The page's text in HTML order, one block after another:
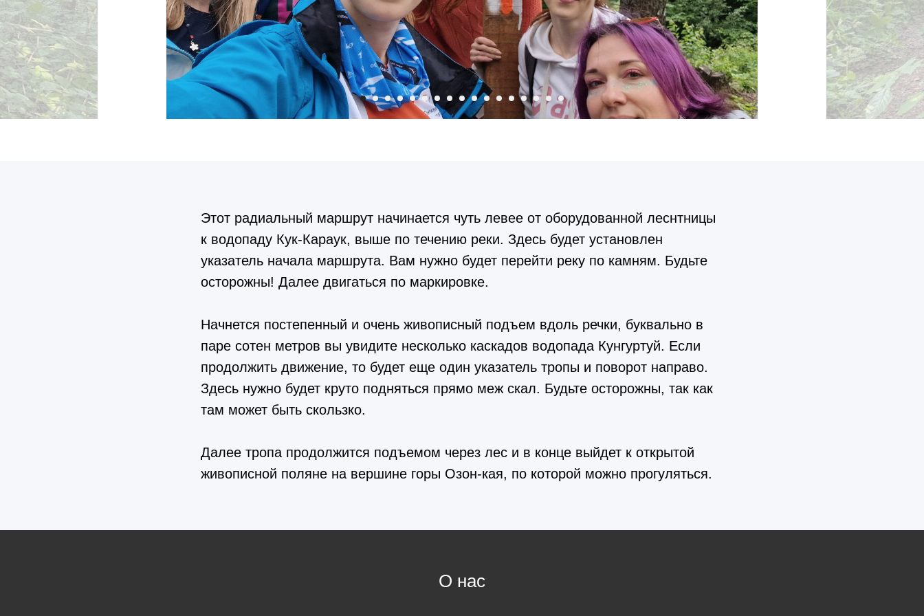
Этот радиальный маршрут начинается чуть левее от оборудованной леснтницы
к водопаду Кук-Караук, выше по течению реки. Здесь будет установлен
указатель начала маршрута. Вам нужно будет перейти реку по камням. Будьте
осторожны! Далее двигаться по маркировке.
Начнется постепенный и очень живописный подъем вдоль речки, буквально в
паре сотен метров вы увидите несколько каскадов водопада Кунгуртуй. Если
продолжить движение, то будет еще один указатель тропы и поворот направо.
Здесь нужно будет круто подняться прямо меж скал. Будьте осторожны, так как
там может быть скользко.
Далее тропа продолжится подъемом через лес и в конце выйдет к открытой
живописной поляне на вершине горы Озон-кая, по которой можно прогуляться.
О нас